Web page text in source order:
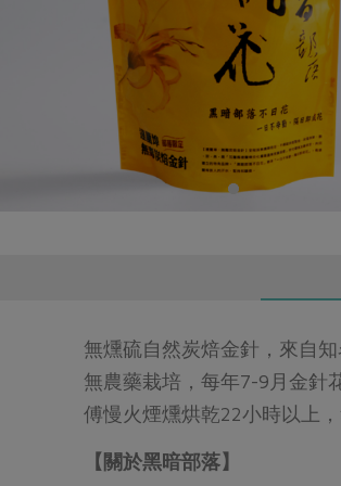
無燻硫自然炭焙金針，來自
無農藥栽培，每年7-9月金針
傅慢火煙燻烘乾22小時以上
【關於黑暗部落】